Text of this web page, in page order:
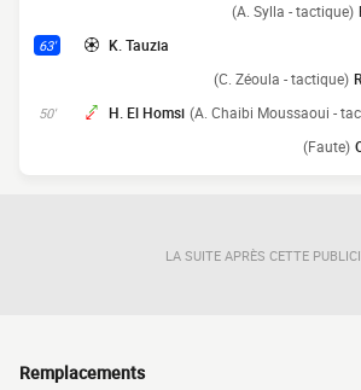
(A. Sylla - tactique)
63' K. Tauzia
(C. Zéoula - tactique)
50' H. El Homsi (A. Chaibi Moussaoui -
(Faute)
LA SUITE APRÈS CETTE
Remplacements